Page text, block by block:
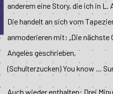
anderem eine Story, die ich in L.
Die handelt an sich vom
anmoderieren mit: „Die nächste
Angeles geschrieben,
(Schulterzucken) You know ...
Auch wieder enthalten: Drei